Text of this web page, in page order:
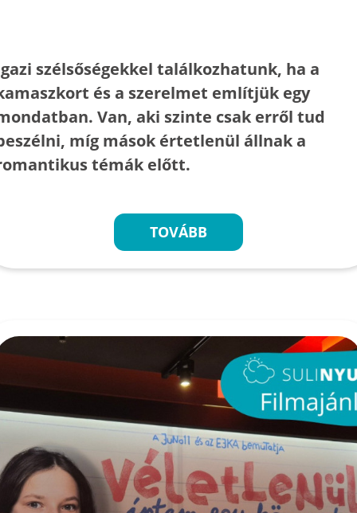
szélsőségekkel találkozhatunk, ha a
és a szerelmet említjük egy
Van, aki szinte csak erről tud
míg mások értetlenül állnak a
témák előtt.
TOVÁBB